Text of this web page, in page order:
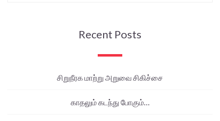
Recent Posts
சிறுநீரக மாற்று அறுவை சிகிச்சை
காதலும் கடந்து போகும்…